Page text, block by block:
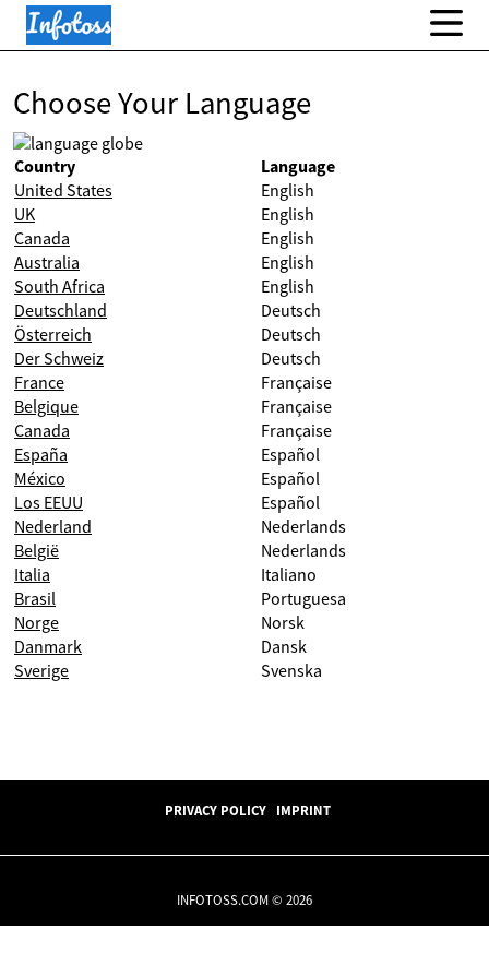
Choose Your Language
Country
Language
United States
English
UK
English
Canada
English
Australia
English
South Africa
English
Deutschland
Deutsch
Österreich
Deutsch
Der Schweiz
Deutsch
France
Française
Belgique
Française
Canada
Française
España
Español
México
Español
Los EEUU
Español
Nederland
Nederlands
België
Nederlands
Italia
Italiano
Brasil
Portuguesa
Norge
Norsk
Danmark
Dansk
Sverige
Svenska
PRIVACY POLICY IMPRINT
INFOTOSS.COM © 2026